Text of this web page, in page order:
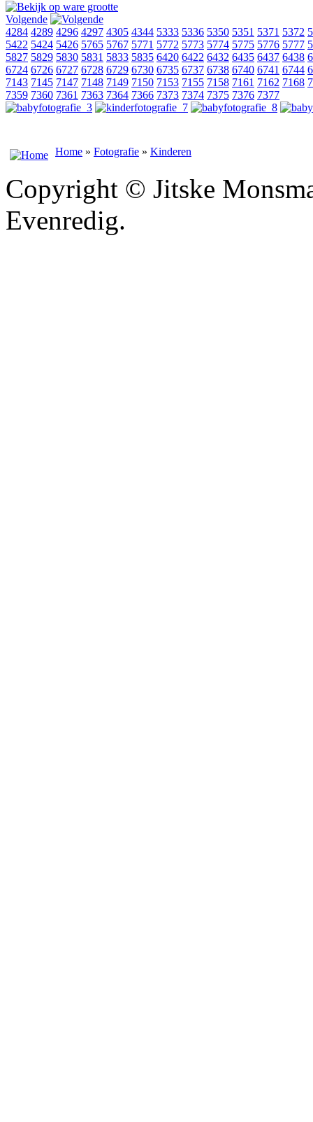
Volgende
4284 4289 4296 4297 4305 4344 5333 5336 5350 5351 5371 5372
5422 5424 5426 5765 5767 5771 5772 5773 5774 5775 5776 5777
5827 5829 5830 5831 5833 5835 6420 6422 6432 6435 6437 6438
6724 6726 6727 6728 6729 6730 6735 6737 6738 6740 6741 6744
7143 7145 7147 7148 7149 7150 7153 7155 7158 7161 7162 7168
7359 7360 7361 7363 7364 7366 7373 7374 7375 7376 7377
Home » Fotografie » Kinderen
Copyright © Jitske
Evenredig.